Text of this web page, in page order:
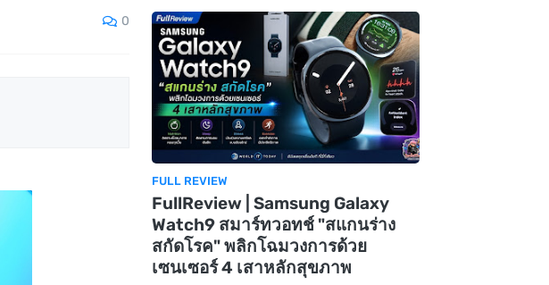
0
FULL REVIEW
FullReview | Samsung Galaxy
Watch9 สมาร์ทวอทช์ "สแกนร่าง
สกัดโรค" พลิกโฉมวงการด้วย
เซนเซอร์ 4 เสาหลักสุขภาพ